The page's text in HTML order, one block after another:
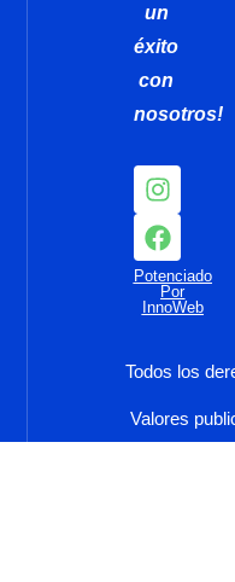
un
éxito
con
nosotros!
I
n
s
t
a
g
a
F
a
c
e
b
o
k
Potenciado
Por
InnoWeb
Todos los
Valores